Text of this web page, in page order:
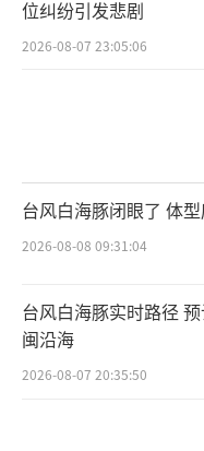
位纠纷引发悲剧
2026-08-07 23:05:06
台风白海豚闭眼了 体
2026-08-08 09:31:04
台风白海豚实时路径
闽沿海
2026-08-07 20:35:50